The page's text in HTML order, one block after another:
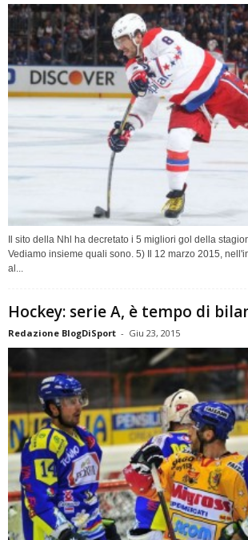
Il sito della Nhl ha decretato i 5 migliori gol della
Vediamo insieme quali sono. 5) Il 12 marzo 2015,
al...
Hockey: serie A, è tempo di
Redazione BlogDiSport - Giu 23, 2015